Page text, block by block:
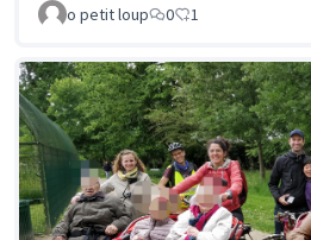
o petit loup
0 1